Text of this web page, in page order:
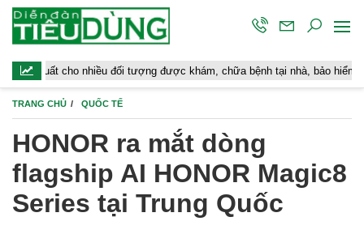
nhiều đối tượng được khám, chữa bệnh tại nhà, bảo hiểm y tế chi trả
TRANG CHỦ QUỐC TẾ
HONOR ra mắt dòng
flagship AI HONOR Magic8
Series tại Trung Quốc